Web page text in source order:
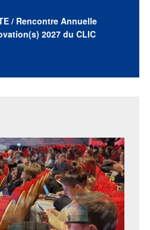
/ Rencontre Annuelle
2027 du CLIC